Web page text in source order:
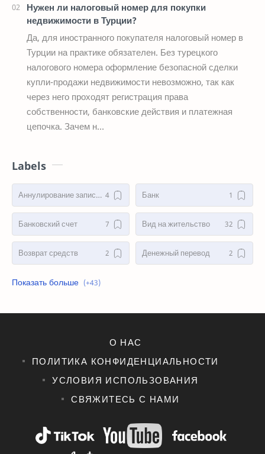
Нужен ли налоговый номер для покупки
недвижимости в Турции?
Да, для иностранного покупателя налоговый номер в
Турции на практике обязателен. Без турецкого
налогового номера оформление безопасной сделки
купли-продажи недвижимости невозможно, так как
через него проходят регистрация права
собственности, банковские действия и платежная
цепочка. Зачем н…
Labels
Аннулирование записи о праве собственности Банк
Банковский счет Вид на жительство
Возврат средств Денежный перевод
Дистанционная покупка
Дистанционное оформление Доверенность
Законодательство о недвижимости
Иностранцы
О НАС
ПОЛИТИКА КОНФИДЕНЦИАЛЬНОСТИ
УСЛОВИЯ ИСПОЛЬЗОВАНИЯ
СВЯЖИТЕСЬ С НАМИ